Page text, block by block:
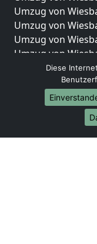
Umzug von
Umzug von
Umzug von
Umzug von
Umzug von
Umzug von
Umzug von
Umzug von
Diese